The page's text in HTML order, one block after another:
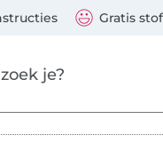
Gratis
Mastercard,